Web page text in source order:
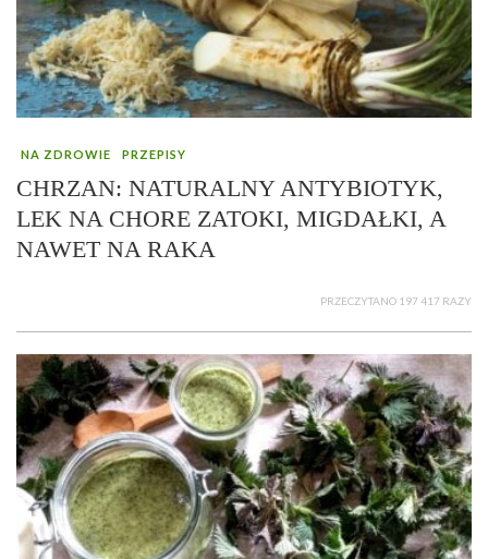
NA ZDROWIE PRZEPISY
CHRZAN: NATURALNY ANTYBIOTYK,
LEK NA CHORE ZATOKI, MIGDAŁKI, A
NAWET NA RAKA
PRZECZYTANO 197 417 RAZY